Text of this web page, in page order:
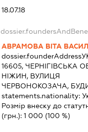
18.07.18
АВРАМОВА ВІТА
dossier.founderAddress
16605, ЧЕРНІГІВСЬКА
НІЖИН, ВУЛИЦЯ
ЧЕРВОНОКОЗАЧА,
statements.nationality:
Розмір внеску до
(грн.): 1 000 (100 %)